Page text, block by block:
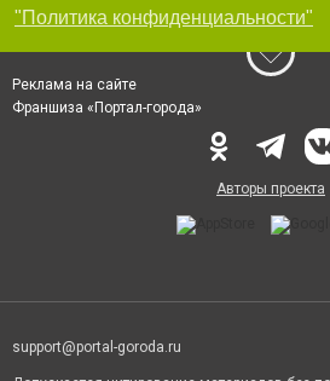
"Политика конфиденциальности"
Реклама на сайте
Франшиза «Портал-города»
Авторы проекта
support@portal-goroda.ru